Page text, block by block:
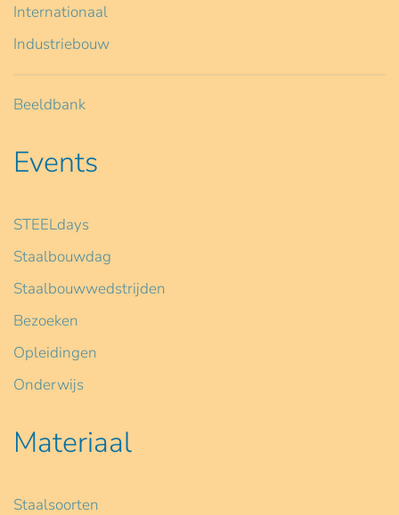
Internationaal
Industriebouw
Beeldbank
Events
STEELdays
Staalbouwdag
Staalbouwwedstrijden
Bezoeken
Opleidingen
Onderwijs
Materiaal
Staalsoorten